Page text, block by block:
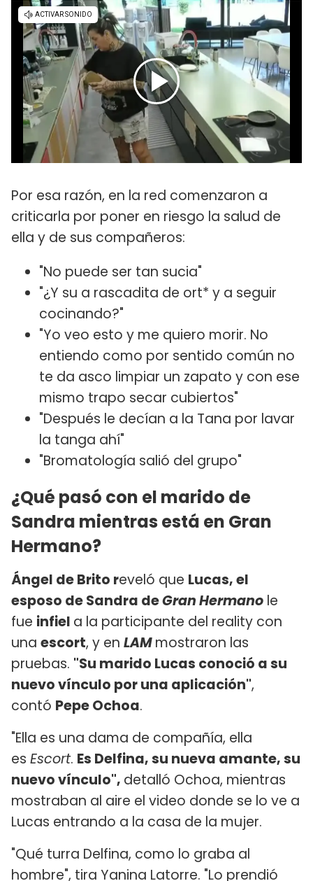
Por esa razón, en la red comenzaron a
criticarla por poner en riesgo la salud de
ella y de sus compañeros:
"No puede ser tan sucia"
"¿Y su a rascadita de ort* y a seguir
cocinando?"
"Yo veo esto y me quiero morir. No
entiendo como por sentido común no
te da asco limpiar un zapato y con ese
mismo trapo secar cubiertos"
"Después le decían a la Tana por lavar
la tanga ahí"
"Bromatología salió del grupo"
¿Qué pasó con el marido de
Sandra mientras está en Gran
Hermano?
Ángel de Brito reveló que Lucas, el
esposo de Sandra deGran Hermano le
fue infiel a la participante del reality con
una escort, y en LAMmostraron las
pruebas. "Su marido Lucas conoció a su
nuevo vínculo por una aplicación",
contó Pepe Ochoa.
"Ella es una dama de compañía, ella
es Escort. Es Delfina, su nueva amante, su
nuevo vínculo", detalló Ochoa, mientras
mostraban al aire el video donde se lo ve a
Lucas entrando a la casa de la mujer.
"Qué turra Delfina, como lo graba al
hombre", tira Yanina Latorre. "Lo prendió